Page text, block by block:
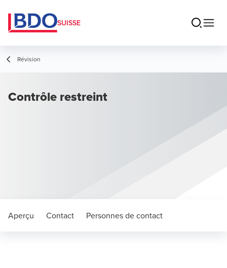
SUISSE
Révision
Contrôle restreint
Aperçu Contact Personnes de contact